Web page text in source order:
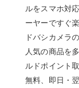
ルをスマホ対
ーヤーですぐ
ドバシカメラ
人気の商品を
ルドポイント
無料、即日・